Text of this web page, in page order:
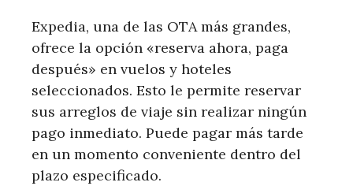
Expedia, una de las OTA más grandes,
ofrece la opción «reserva ahora, paga
después» en vuelos y hoteles
seleccionados. Esto le permite reservar
sus arreglos de viaje sin realizar ningún
pago inmediato. Puede pagar más tarde
en un momento conveniente dentro del
plazo especificado.